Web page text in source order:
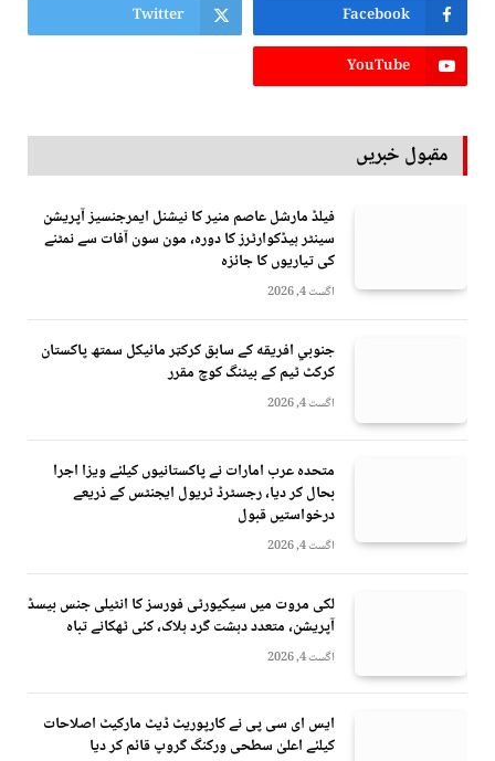
Facebook
Twitter
YouTube
مقبول خبریں
فیلڈ مارشل عاصم منیر کا نیشنل ایمرجنسیز آپریشن
سینٹر ہیڈکوارٹرز کا دورہ، مون سون آفات سے نمٹنے
کی تیاریوں کا جائزہ
اگست 4, 2026
جنوبي افريقه کے سابق کرکټر مائیکل سمتھ پاکستان
کرکٹ ٹیم کے بیٹنگ کوچ مقرر
اگست 4, 2026
متحدہ عرب امارات نے پاکستانیوں کیلئے ویزا اجرا
بحال کر دیا، رجسٹرڈ ٹریول ایجنٹس کے ذریعے
درخواستیں قبول
اگست 4, 2026
لکی مروت میں سیکیورٹی فورسز کا انٹیلی جنس بیسڈ
آپریشن، متعدد دہشت گرد ہلاک، کئی ٹھکانے تباہ
اگست 4, 2026
ایس ای سی پی نے کارپوریٹ ڈیٹ مارکیٹ اصلاحات
کیلئے اعلیٰ سطحی ورکنگ گروپ قائم کر دیا